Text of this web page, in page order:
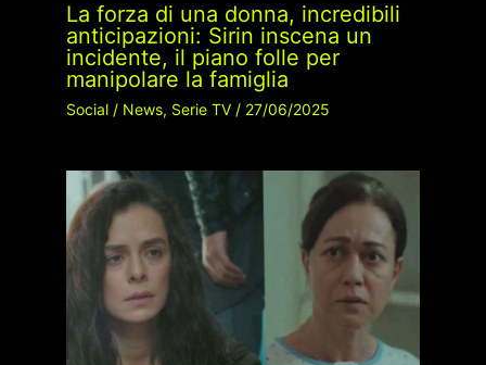
La forza di una donna, incredibili
anticipazioni: Sirin inscena un
incidente, il piano folle per
manipolare la famiglia
Social/ News, Serie TV/ 27/06/2025